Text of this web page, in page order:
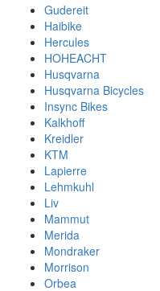
Gudereit
Haibike
Hercules
HOHEACHT
Husqvarna
Husqvarna Bicycles
Insync Bikes
Kalkhoff
Kreidler
KTM
Lapierre
Lehmkuhl
Liv
Mammut
Merida
Mondraker
Morrison
Orbea